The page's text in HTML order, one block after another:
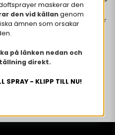
Grymma priser
maskerar den
den vid källangenom
ämnen som orsakar
på länken nedan och
direkt.
SPRAY - KLIPP TILL NU!